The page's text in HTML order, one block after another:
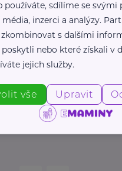
používáte, sdílíme se svými
média, inzerci a analýzy.
s dalšími
nebo které získali v
jejich služby.
vše Upravit